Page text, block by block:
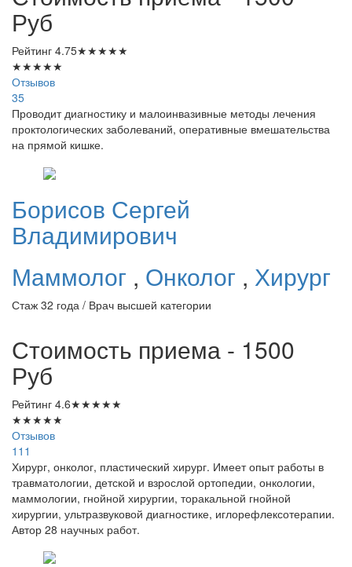
Руб
Рейтинг 4.75★★★★★
★★★★★
Отзывов
35
Проводит диагностику и малоинвазивные методы лечения
проктологических заболеваний, оперативные вмешательства
на прямой кишке.
Борисов Сергей
Владимирович
Маммолог , Онколог , Хирург
Стаж 32 года / Врач высшей категории
Стоимость приема - 1500
Руб
Рейтинг 4.6★★★★★
★★★★★
Отзывов
111
Хирург, онколог, пластический хирург. Имеет опыт работы в
травматологии, детской и взрослой ортопедии, онкологии,
маммологии, гнойной хирургии, торакальной гнойной
хирургии, ультразвуковой диагностике, иглорефлексотерапии.
Автор 28 научных работ.